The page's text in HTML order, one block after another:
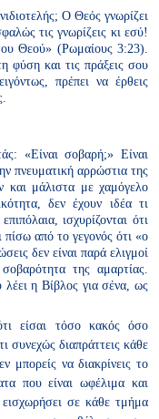
Ο Θεός γνωρίζει
τις γνωρίζεις κι εσύ!
Θεού» (Ρωμαίους 3:23).
φύση και τις πράξεις σου
πρέπει να έρθεις
«Είναι σοβαρή;» Είναι
πνευματική αρρώστια της
και μάλιστα με χαμόγελο
δεν έχουν ιδέα τι
ισχυρίζονται ότι
από το γεγονός ότι «ο
δεν είναι παρά ελιγμοί
της αμαρτίας.
λέει η Βίβλος για σένα, ως
είσαι τόσο κακός όσο
συνεχώς διαπράττεις κάθε
μπορείς να διακρίνεις το
που είναι ωφέλιμα και
σε κάθε τμήμα